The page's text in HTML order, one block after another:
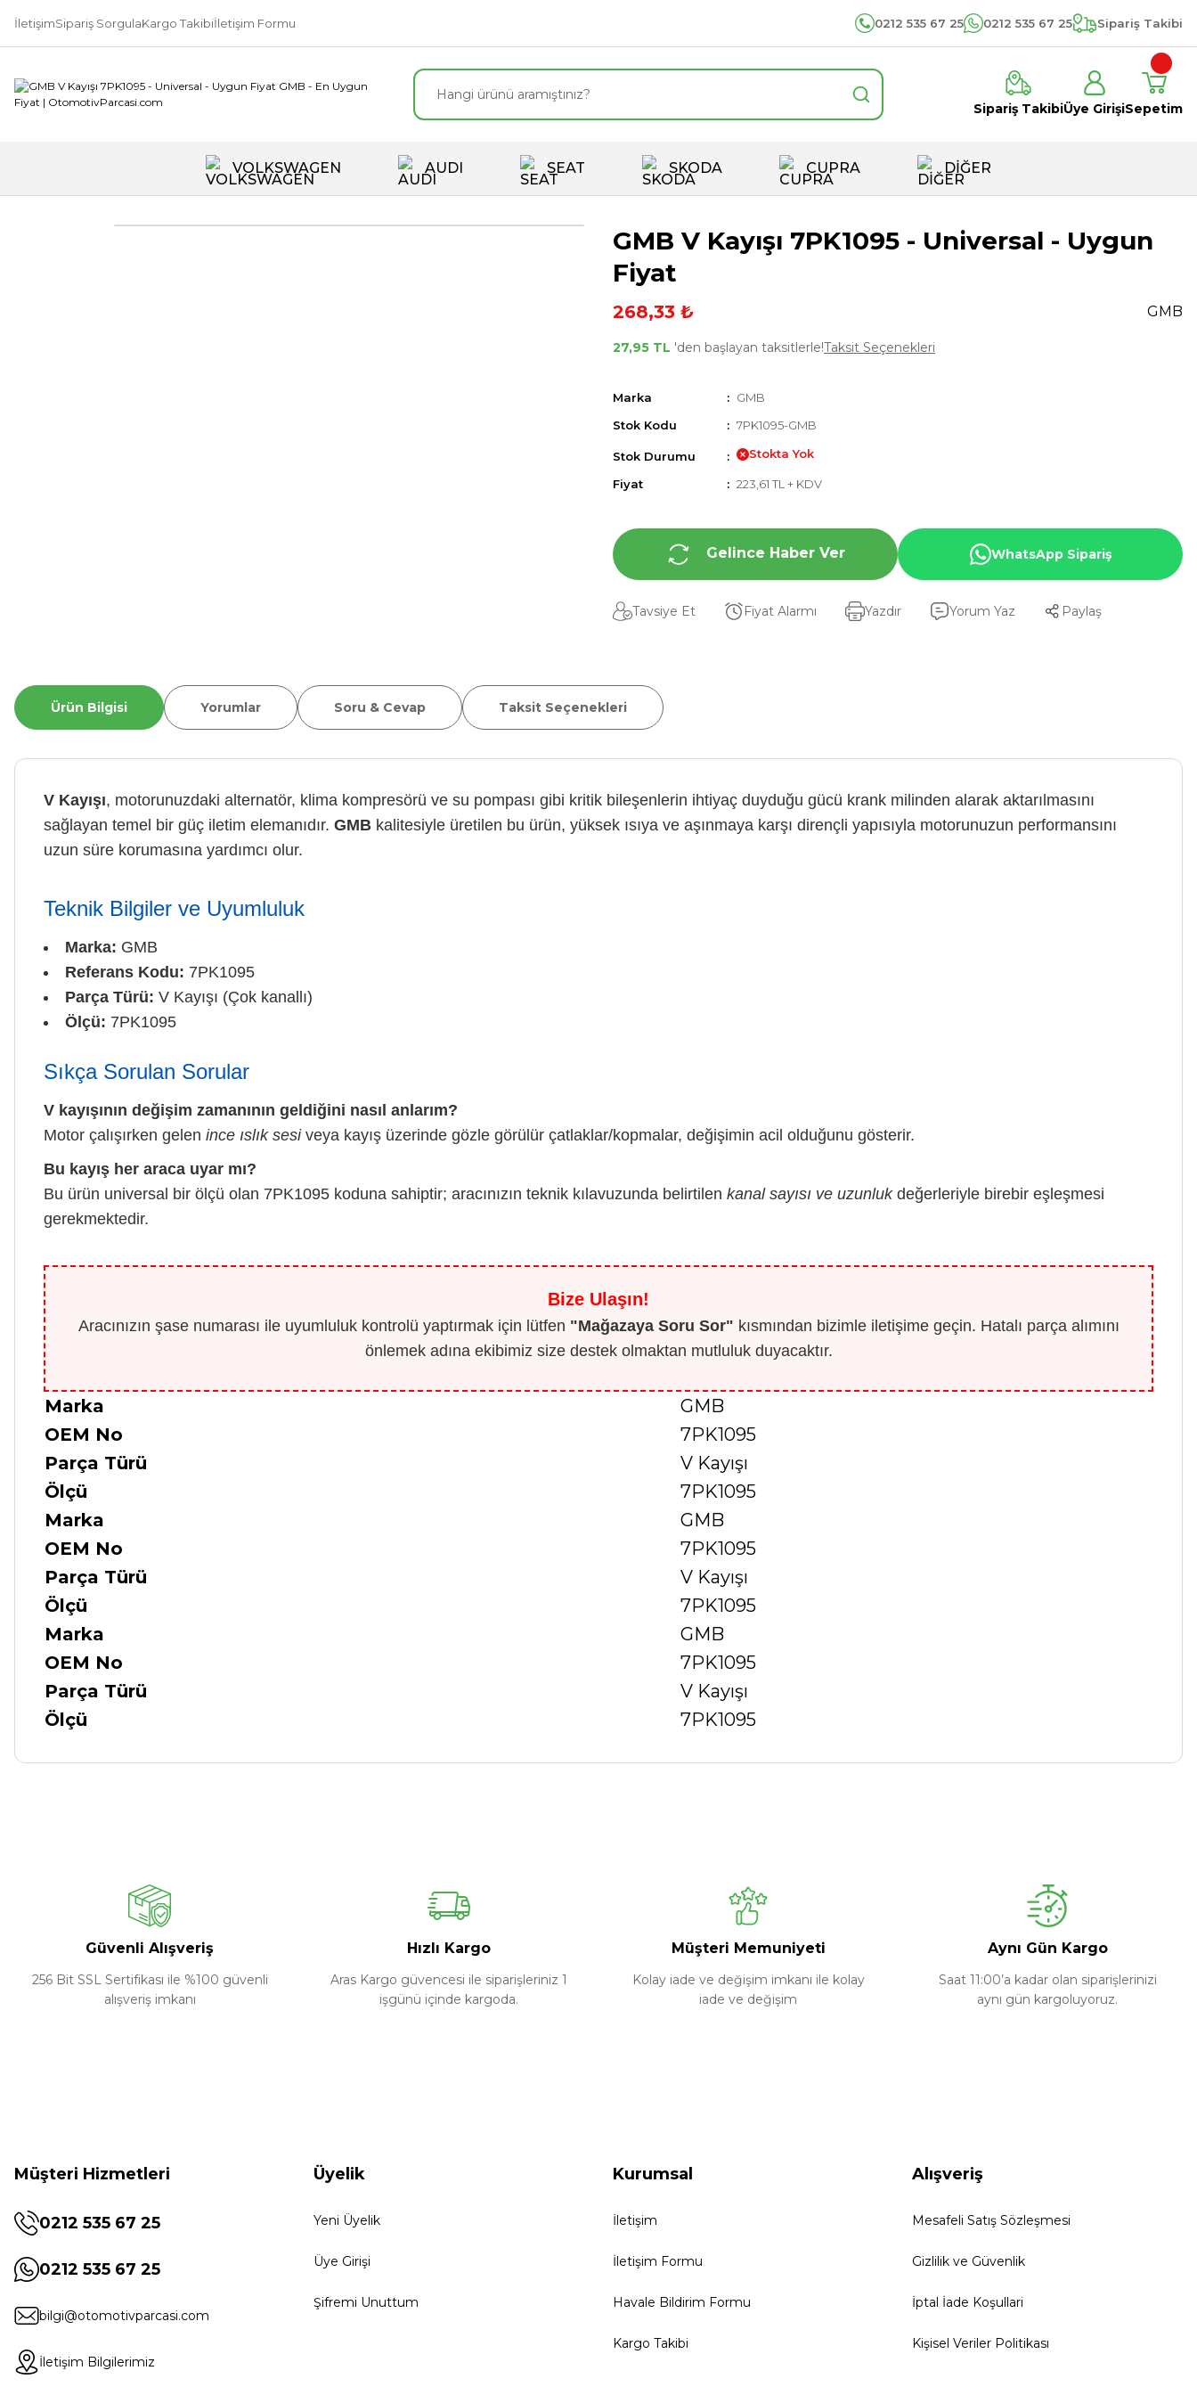
İletişimSipariş SorgulaKargo Takibiİletişim Formu 0212 535 67 25 0212 535 67 25 Sipariş Takibi
Sipariş TakibiÜye GirişiSepetim
VOLKSWAGEN AUDI SEAT SKODA CUPRA DİĞER
GMB V Kayışı 7PK1095 - Universal - Uygun
Fiyat
268,33 ₺ GMB
27,95 TL 'den başlayan taksitlerle!Taksit Seçenekleri
Marka
GMB
Stok Kodu
7PK1095-GMB
Stok Durumu Stokta Yok
Fiyat 223,61 TL + KDV
Gelince Haber Ver WhatsApp Sipariş
Tavsiye Et Fiyat Alarmı Yazdır Yorum Yaz Paylaş
Ürün Bilgisi Yorumlar Soru & Cevap Taksit Seçenekleri
V Kayışı, motorunuzdaki alternatör, klima kompresörü ve su pompası gibi kritik bileşenlerin ihtiyaç duyduğu gücü krank milinden alarak aktarılmasını
sağlayan temel bir güç iletim elemanıdır. GMB kalitesiyle üretilen bu ürün, yüksek ısıya ve aşınmaya karşı dirençli yapısıyla motorunuzun performansını
uzun süre korumasına yardımcı olur.
Teknik Bilgiler ve Uyumluluk
Marka: GMB
Referans Kodu: 7PK1095
Parça Türü: V Kayışı (Çok kanallı)
Ölçü: 7PK1095
Sıkça Sorulan Sorular
V kayışının değişim zamanının geldiğini nasıl anlarım?
Motor çalışırken gelen ince ıslık sesiveya kayış üzerinde gözle görülür çatlaklar/kopmalar, değişimin acil olduğunu gösterir.
Bu kayış her araca uyar mı?
Bu ürün universal bir ölçü olan 7PK1095 koduna sahiptir; aracınızın teknik kılavuzunda belirtilen kanal sayısı ve uzunlukdeğerleriyle birebir eşleşmesi
gerekmektedir.
Bize Ulaşın!
Aracınızın şase numarası ile uyumluluk kontrolü yaptırmak için lütfen "Mağazaya Soru Sor" kısmından bizimle iletişime geçin. Hatalı parça alımını
önlemek adına ekibimiz size destek olmaktan mutluluk duyacaktır.
Marka
GMB
OEM No
7PK1095
Parça Türü
V Kayışı
Ölçü
7PK1095
Marka
GMB
OEM No
7PK1095
Parça Türü
V Kayışı
Ölçü
7PK1095
Marka
GMB
OEM No
7PK1095
Parça Türü
V Kayışı
Ölçü
7PK1095
Güvenli Alışveriş
256 Bit SSL Sertifikası ile %100 güvenli
alışveriş imkanı
Hızlı Kargo
Aras Kargo güvencesi ile siparişleriniz 1
işgünü içinde kargoda.
Müşteri Memuniyeti
Kolay iade ve değişim imkanı ile kolay
iade ve değişim
Aynı Gün Kargo
Saat 11:00’a kadar olan siparişlerinizi
aynı gün kargoluyoruz.
Müşteri Hizmetleri
0212 535 67 25
0212 535 67 25
bilgi@otomotivparcasi.com
İletişim Bilgilerimiz
Üyelik
Yeni Üyelik
Üye Girişi
Şifremi Unuttum
Kurumsal
İletişim
İletişim Formu
Havale Bildirim Formu
Kargo Takibi
Alışveriş
Mesafeli Satış Sözleşmesi
Gizlilik ve Güvenlik
İptal İade Koşullari
Kişisel Veriler Politikası